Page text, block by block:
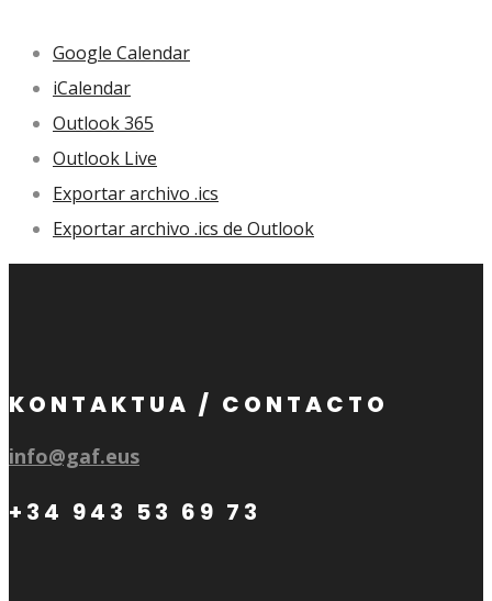
Google Calendar
iCalendar
Outlook 365
Outlook Live
Exportar archivo .ics
Exportar archivo .ics de Outlook
KONTAKTUA / CONTACTO
info@gaf.eus
+34 943 53 69 73